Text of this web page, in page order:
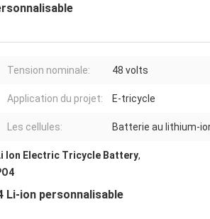
Tension nominale: 48 volts
Application du projet: E-tricycle
Les cellules: Batterie au lithium-
Ion Electric Tricycle Battery,
Li-ion personnalisable